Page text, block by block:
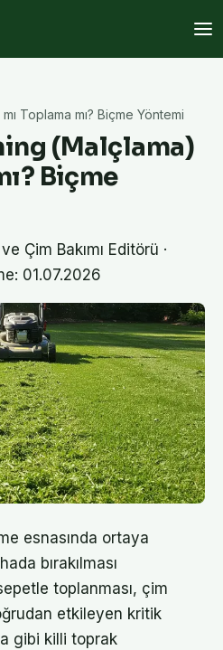
Toplama mı? Biçme Yöntemi
(Malçlama)
Biçme
Çim Bakımı Editörü ·
01.07.2026
esnasında ortaya
bırakılması
toplanması, çim
etkileyen kritik
gibi killi toprak